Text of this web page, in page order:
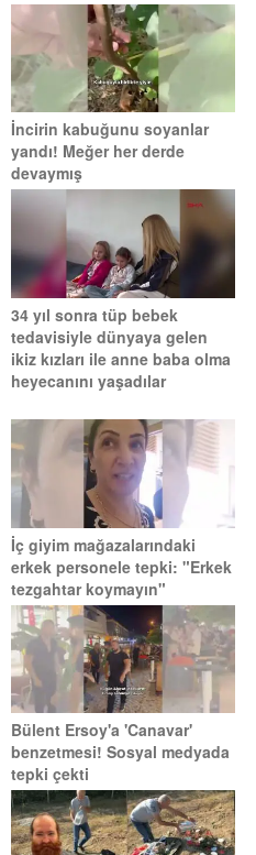
İncirin kabuğunu soyanlar
yandı! Meğer her derde
devaymış
34 yıl sonra tüp bebek
tedavisiyle dünyaya gelen
ikiz kızları ile anne baba olma
heyecanını yaşadılar
İç giyim mağazalarındaki
erkek personele tepki: "Erkek
tezgahtar koymayın"
Bülent Ersoy'a 'Canavar'
benzetmesi! Sosyal medyada
tepki çekti